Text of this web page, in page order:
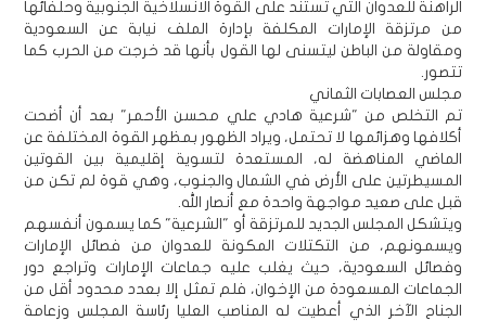
الراهنة للعدوان التي تستند على القوة الانسلاخية الجنوبية وحلفائها
من مرتزقة الإمارات المكلفة بإدارة الملف نيابة عن السعودية
ومقاولة من الباطن ليتسنى لها القول بأنها قد خرجت من الحرب كما
تتصور.
مجلس العصابات الثماني
تم التخلص من "شرعية هادي علي محسن الأحمر" بعد أن أضحت
أكلافها وهزائمها لا تحتمل، ويراد الظهور بمظهر القوة المختلفة عن
الماضي المناهضة له، المستعدة لتسوية إقليمية بين القوتين
المسيطرتين على الأرض في الشمال والجنوب، وهي قوة لم تكن من
قبل على صعيد مواجهة واحدة مع أنصار الله.
ويتشكل المجلس الجديد للمرتزقة أو "الشرعية" كما يسمون أنفسهم
ويسمونهم، من التكتلات المكونة للعدوان من فصائل الإمارات
وفصائل السعودية، حيث يغلب عليه جماعات الإمارات وتراجع دور
الجماعات المسعودة من الإخوان، فلم تمثل إلا بعدد محدود أقل من
الجناح الآخر الذي أعطيت له المناصب العليا رئاسة المجلس وزعامة